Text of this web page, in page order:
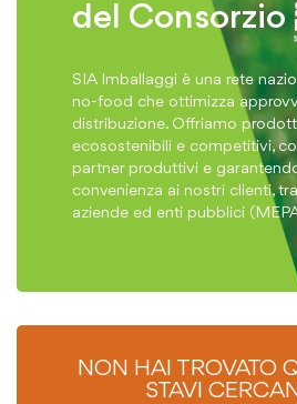
del Consorzio
SIA Imballaggi è una rete
no-food che ottimizza
distribuzione. Offriamo
ecosostenibili e competitivi,
partner produttivi e
convenienza ai nostri clienti,
aziende ed enti pubblici
NON HAI TROVATO
STAVI